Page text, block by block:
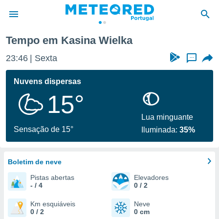
da
foi
fornecidas
a este
das
e
forma
digital
Tempo em Kasina Wielka
23:46 Sexta ...
Nuvens dispersas
15°
Sensação de 15°
Lua minguante
Iluminada:35%
Boletim de neve
Pistas abertas
- / 4
Elevadores
0 / 2
Km esquiáveis
0 / 2
Neve
0 cm